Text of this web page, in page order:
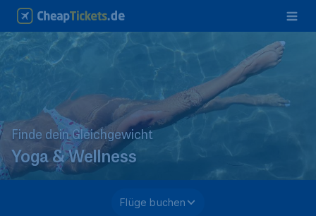
Finde dein Gleichgewicht
Yoga & Wellness
Flüge buchen